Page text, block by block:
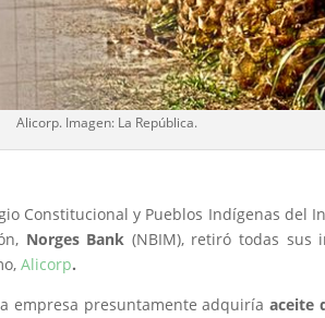
Alicorp. Imagen: La República.
Constitucional y Pueblos Indígenas del
Norges Bank (NBIM), retiró todas sus
Alicorp.
empresa presuntamente adquiríaaceite